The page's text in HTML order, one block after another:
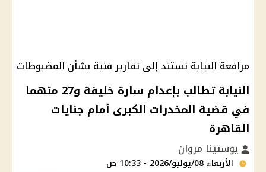
مرافعة النيابة تستند إلى تقارير فنية بشأن المضبوطات
النيابة تطالب بإعدام سارة خليفة و27 متهما
في قضية المخدرات الكبرى أمام جنايات
القاهرة
يوستينا مروان
الأربعاء 08/يوليو/2026 - 10:33 ص